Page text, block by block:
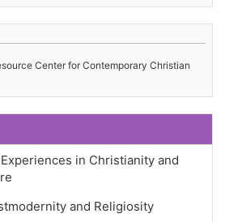
Center for Contemporary Christian
in Christianity and
and Religiosity